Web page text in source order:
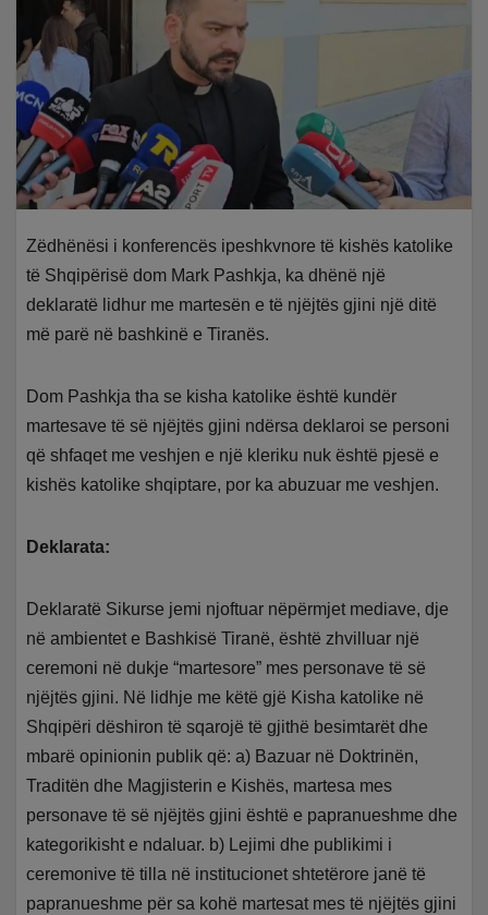
Zëdhënësi i konferencës ipeshkvnore të kishës katolike
të Shqipërisë dom Mark Pashkja, ka dhënë një
deklaratë lidhur me martesën e të njëjtës gjini një ditë
më parë në bashkinë e Tiranës.
Dom Pashkja tha se kisha katolike është kundër
martesave të së njëjtës gjini ndërsa deklaroi se personi
që shfaqet me veshjen e një kleriku nuk është pjesë e
kishës katolike shqiptare, por ka abuzuar me veshjen.
Deklarata:
Deklaratë Sikurse jemi njoftuar nëpërmjet mediave, dje
në ambientet e Bashkisë Tiranë, është zhvilluar një
ceremoni në dukje “martesore” mes personave të së
njëjtës gjini. Në lidhje me këtë gjë Kisha katolike në
Shqipëri dëshiron të sqarojë të gjithë besimtarët dhe
mbarë opinionin publik që: a) Bazuar në Doktrinën,
Traditën dhe Magjisterin e Kishës, martesa mes
personave të së njëjtës gjini është e papranueshme dhe
kategorikisht e ndaluar. b) Lejimi dhe publikimi i
ceremonive të tilla në institucionet shtetërore janë të
papranueshme për sa kohë martesat mes të njëjtës gjini